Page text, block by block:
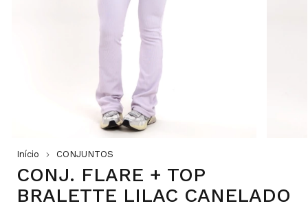
Início CONJUNTOS
CONJ. FLARE + TOP
BRALETTE LILAC CANELADO